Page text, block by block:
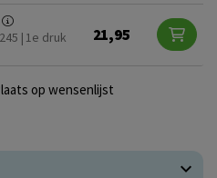
| 1e druk
21,95
op wensenlijst